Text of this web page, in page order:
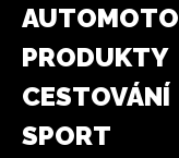
AUTOMOTO
PRODUKTY
CESTOVÁNÍ
SPORT